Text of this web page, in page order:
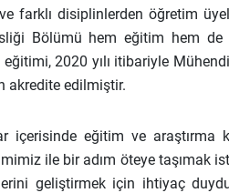
farklı disiplinlerden öğretim
Bölümü hem eğitim hem de
2020 yılı itibariyle
akredite edilmiştir.
içerisinde eğitim ve
ile bir adım öteye taşımak
geliştirmek için ihtiyaç